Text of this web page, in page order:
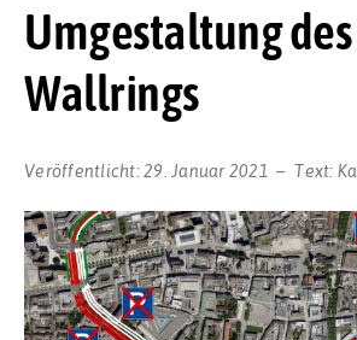
Umgestaltung des
Wallrings
Veröffentlicht:29. Januar 2021 Text: